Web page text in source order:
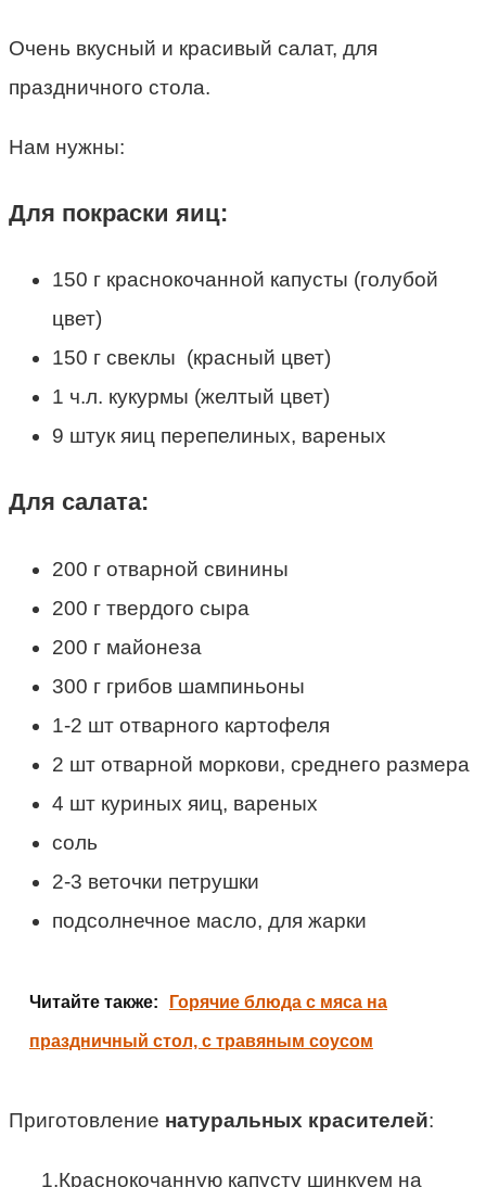
Очень вкусный и красивый салат, для
праздничного стола.
Нам нужны:
Для покраски яиц:
150 г краснокочанной капусты (голубой
цвет)
150 г свеклы (красный цвет)
1 ч.л. кукурмы (желтый цвет)
9 штук яиц перепелиных, вареных
Для салата:
200 г отварной свинины
200 г твердого сыра
200 г майонеза
300 г грибов шампиньоны
1-2 шт отварного картофеля
2 шт отварной моркови, среднего размера
4 шт куриных яиц, вареных
соль
2-3 веточки петрушки
подсолнечное масло, для жарки
Читайте также: Горячие блюда с мяса на
праздничный стол, с травяным соусом
Приготовление натуральных красителей:
1.Краснокочаннyю капусту шинкуем на